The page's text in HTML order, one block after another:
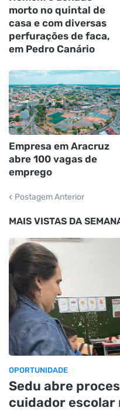
morto no quintal de
casa e com diversas
perfurações de faca,
em Pedro Canário
Empresa em Aracruz
abre 100 vagas de
emprego
Postagem Anterior
MAIS VISTAS DA
OPORTUNIDADE
Sedu abre
cuidador escolar